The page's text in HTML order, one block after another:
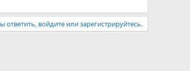
ответить, войдите или зарегистрируйтесь.